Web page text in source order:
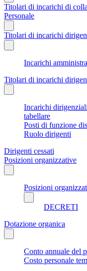
Titolari di incarichi di
Personale
Titolari di incarichi
Incarichi
Titolari di incarichi
Incarichi
tabellare
Posti di funzione
Ruolo dirigenti
Dirigenti cessati
Posizioni organizzative
Posizioni
DECRETI
Dotazione organica
Conto annuale del
Costo personale